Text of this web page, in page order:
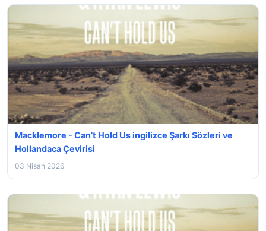
Macklemore - Can’t Hold Us ingilizce Şarkı Sözleri ve
Hollandaca Çevirisi
03 Nisan 2026